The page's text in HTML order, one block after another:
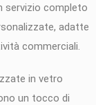
servizio completo
adatte
commerciali.
in vetro
un tocco di